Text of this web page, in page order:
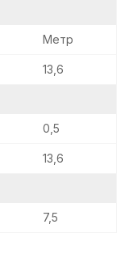
Метр
13,6
0,5
13,6
7,5